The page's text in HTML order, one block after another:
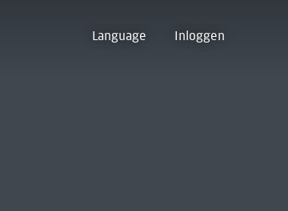
Language Inloggen